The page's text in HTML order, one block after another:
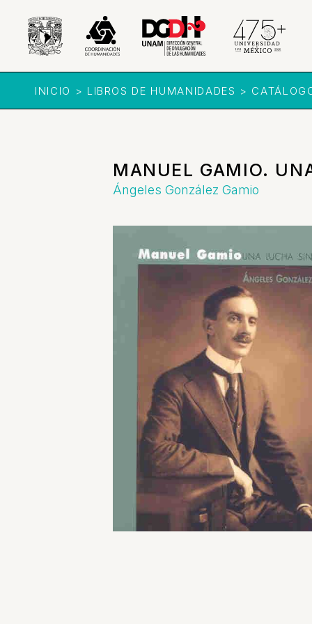
INICIO > LIBROS DE HUMANIDADES >
MANUEL GAMIO.
Ángeles González Gamio